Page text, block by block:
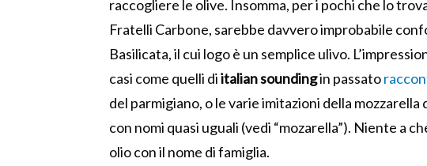
raccogliere le olive. Insomma, per i pochi che lo
Fratelli Carbone, sarebbe davvero improbabile
Basilicata, il cui logo è un semplice ulivo.
casi come quelli diitalian soundingin passato
del parmigiano, o le varie imitazioni della
con nomi quasi uguali (vedi “mozarella”). Niente a
olio con il nome di famiglia.